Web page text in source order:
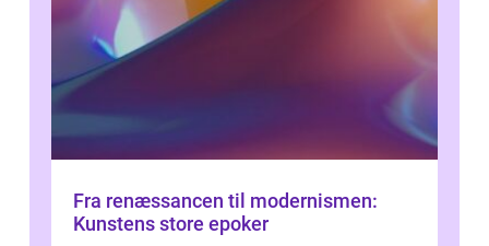
Fra renæssancen til modernismen:
Kunstens store epoker